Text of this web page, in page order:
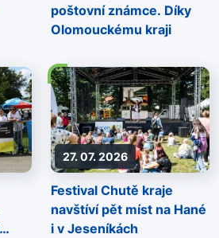
poštovní známce. Díky
Olomouckému kraji
27. 07. 2026
Festival Chutě kraje
navštíví pět míst na Hané
i v Jeseníkách